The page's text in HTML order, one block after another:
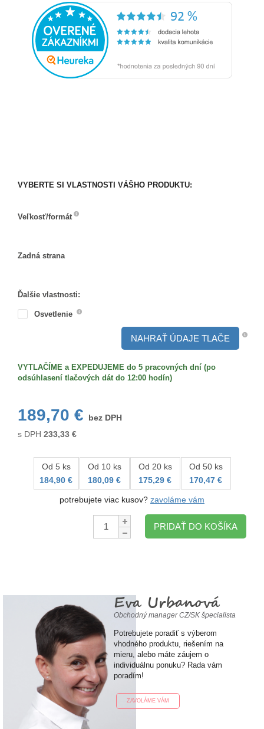
VYBERTE SI VLASTNOSTI VÁŠHO PRODUKTU:
Veľkosť/formát
Zadná strana
strana
Ďalšie vlastnosti:
Osvetlenie
NAHRAŤ ÚDAJE TLAČE
VYTLAČÍME a EXPEDUJEME do 5 pracovných dní (po
odsúhlasení tlačových dát do 12:00 hodín)
189,70 €
bez DPH
s DPH 233,33 €
Od 5 ks
184,90 €
Od 10 ks
180,09 €
Od 20 ks
175,29 €
Od 50 ks
170,47 €
potrebujete viac kusov? zavoláme vám
Množstvo:
PRIDAŤ DO KOŠÍKA
Eva Urbanová
Obchodný manager CZ/SK špecialista
Potrebujete poradiť s výberom
vhodného produktu, riešením na
mieru, alebo máte záujem o
individuálnu ponuku? Rada vám
poradím!
ZAVOLÁME VÁM